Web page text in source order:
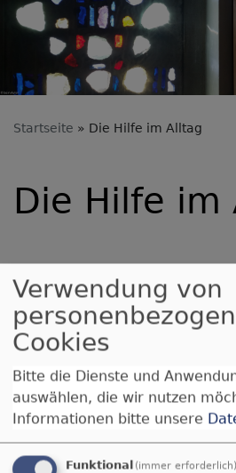
Startseite Die Hilfe im Alltag
Die Hilfe im
Verwendung von
Cookies
Bitte die Dienste und
auswählen, die wir nutzen
Informationen bitte unsere
Funktional (immer erforderlich)